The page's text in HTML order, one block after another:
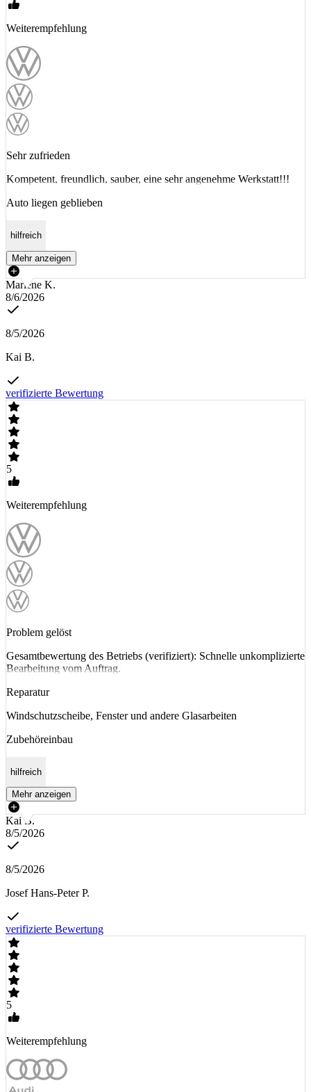
Weiterempfehlung
Sehr zufrieden
Kompetent, freundlich, sauber, eine sehr angenehme Werkstatt!!!
Auto liegen geblieben
hilfreich
Mehr anzeigen
Marlene K.
8/6/2026
8/5/2026
Kai B.
verifizierte Bewertung
5
Weiterempfehlung
Problem gelöst
Gesamtbewertung des Betriebs (verifiziert): Schnelle unkomplizierte
Bearbeitung vom Auftrag.
Reparatur
Windschutzscheibe, Fenster und andere Glasarbeiten
Zubehöreinbau
hilfreich
Mehr anzeigen
Kai B.
8/5/2026
8/5/2026
Josef Hans-Peter P.
verifizierte Bewertung
5
Weiterempfehlung